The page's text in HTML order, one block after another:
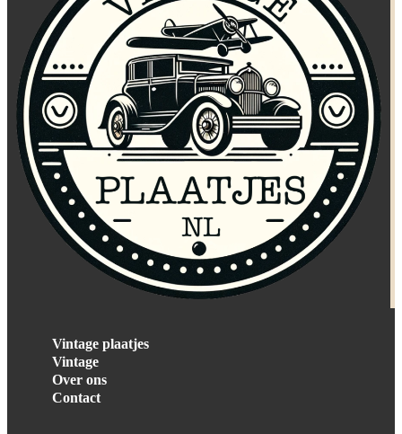
Vintage plaatjes
Vintage
Over ons
Contact